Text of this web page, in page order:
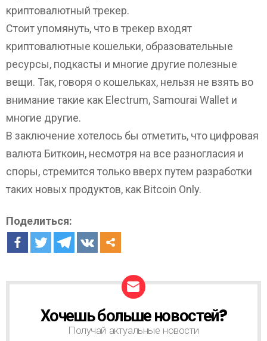
криптовалютный трекер.
Стоит упомянуть, что в трекер входят
криптовалютные кошельки, образовательные
ресурсы, подкасты и многие другие полезные
вещи. Так, говоря о кошельках, нельзя не взять во
внимание такие как Electrum, Samourai Wallet и
многие другие.
В заключение хотелось бы отметить, что цифровая
валюта Биткоин, несмотря на все разногласия и
споры, стремится только вверх путем разработки
таких новых продуктов, как Bitcoin Only.
Поделиться:
Хочешь больше новостей?
Получай актуальные новости